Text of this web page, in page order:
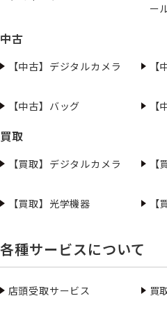
ー
中古
【中古】デジタルカメラ
【中古】バッグ
買取
【買取】デジタルカメラ
【買取】光学機器
各種サービスについて
店頭受取サービス 買